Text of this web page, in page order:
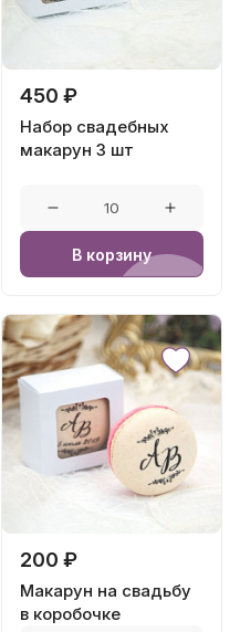
450 ₽
Набор свадебных
макарун 3 шт
В корзину
200 ₽
Макарун на свадьбу
в коробочке